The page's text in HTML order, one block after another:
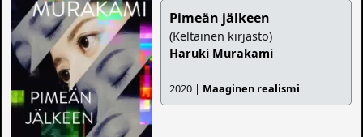
Pimeän jälkeen
(Keltainen kirjasto)
Haruki Murakami
2020 | Maaginen realismi